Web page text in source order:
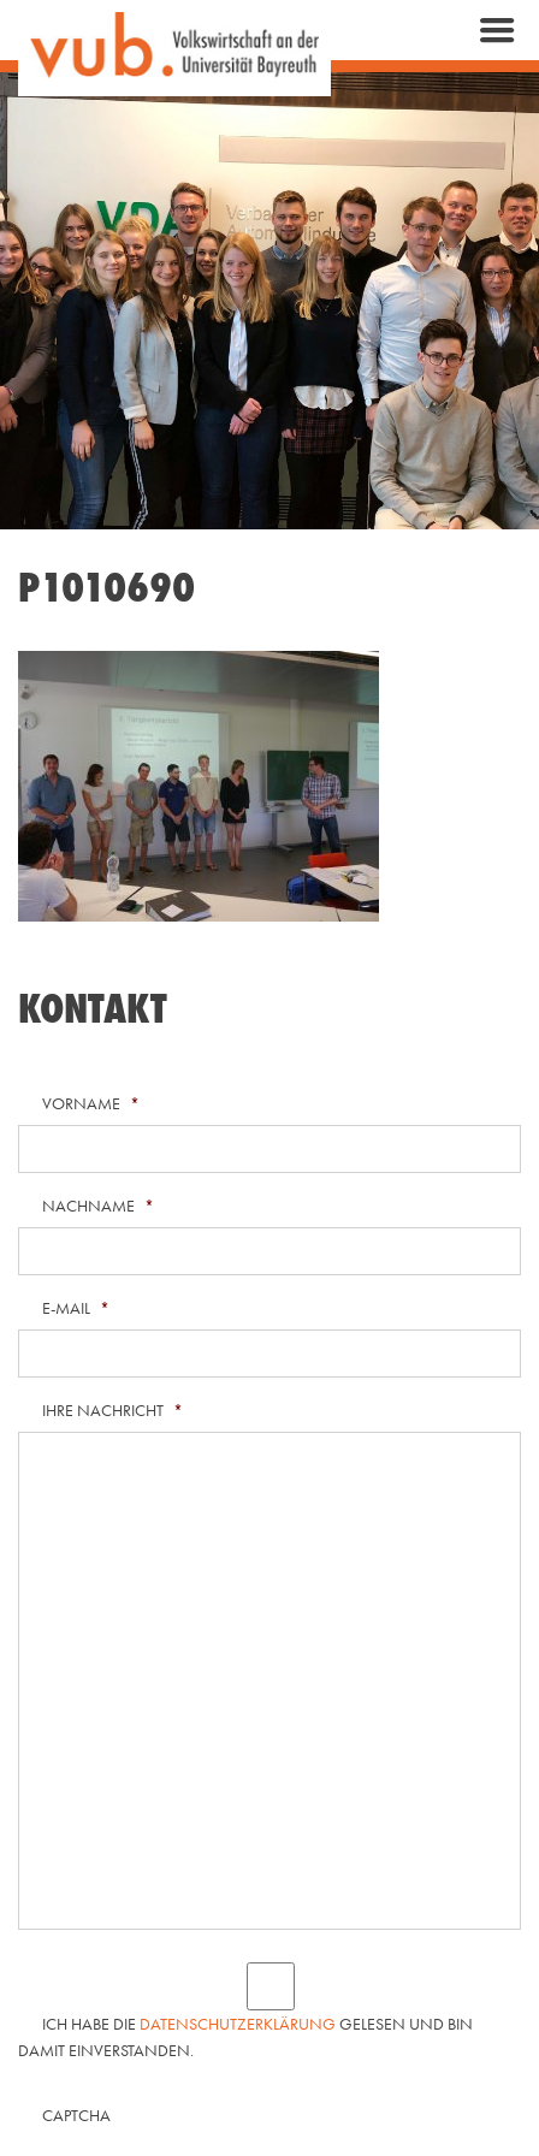
P1010690
KONTAKT
VORNAME *
NACHNAME *
E-MAIL *
IHRE NACHRICHT *
ICH HABE DIE DATENSCHUTZERKLÄRUNG GELESEN UND BIN
DAMIT EINVERSTANDEN.
CAPTCHA